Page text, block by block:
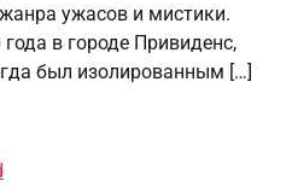
ужасов и мистики.
в городе Привиденс,
был изолированным […]